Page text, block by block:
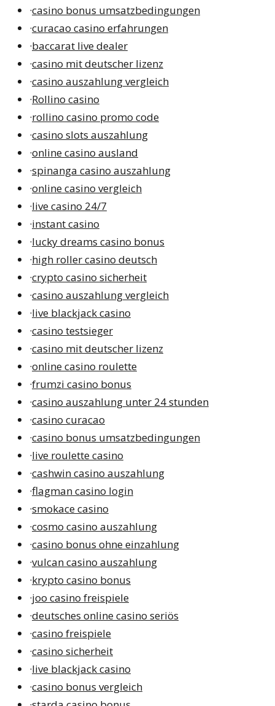
·casino bonus umsatzbedingungen
·curacao casino erfahrungen
·baccarat live dealer
·casino mit deutscher lizenz
·casino auszahlung vergleich
·Rollino casino
·rollino casino promo code
·casino slots auszahlung
·online casino ausland
·spinanga casino auszahlung
·online casino vergleich
·live casino 24/7
·instant casino
·lucky dreams casino bonus
·high roller casino deutsch
·crypto casino sicherheit
·casino auszahlung vergleich
·live blackjack casino
·casino testsieger
·casino mit deutscher lizenz
·online casino roulette
·frumzi casino bonus
·casino auszahlung unter 24 stunden
·casino curacao
·casino bonus umsatzbedingungen
·live roulette casino
·cashwin casino auszahlung
·flagman casino login
·smokace casino
·cosmo casino auszahlung
·casino bonus ohne einzahlung
·vulcan casino auszahlung
·krypto casino bonus
·joo casino freispiele
·deutsches online casino seriös
·casino freispiele
·casino sicherheit
·live blackjack casino
·casino bonus vergleich